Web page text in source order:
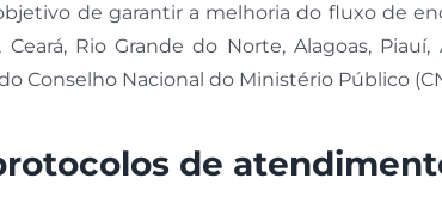
de garantir a melhoria do fluxo de
Ceará, Rio Grande do Norte, Alagoas,
Conselho Nacional do Ministério Público
de